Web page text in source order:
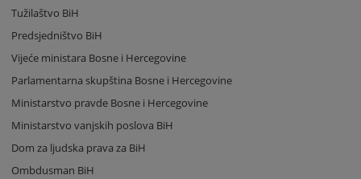
Tužilaštvo BiH
Predsjedništvo BiH
Vijeće ministara Bosne i Hercegovine
Parlamentarna skupština Bosne i Hercegovine
Ministarstvo pravde Bosne i Hercegovine
Ministarstvo vanjskih poslova BiH
Dom za ljudska prava za BiH
Ombdusman BiH